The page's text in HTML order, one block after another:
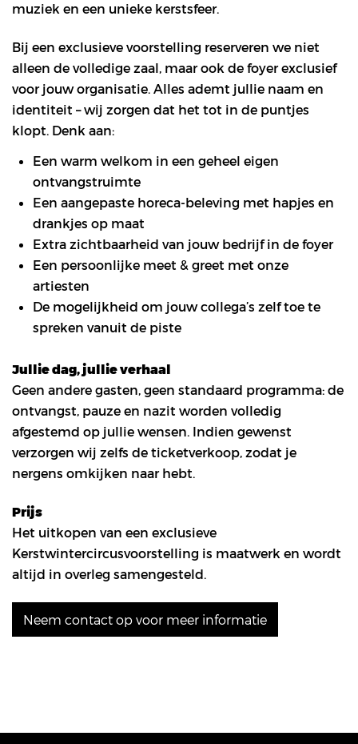
muziek en een unieke kerstsfeer.
Bij een exclusieve voorstelling reserveren we niet
alleen de volledige zaal, maar ook de foyer exclusief
voor jouw organisatie. Alles ademt jullie naam en
identiteit – wij zorgen dat het tot in de puntjes
klopt. Denk aan:
Een warm welkom in een geheel eigen
ontvangstruimte
Een aangepaste horeca-beleving met hapjes en
drankjes op maat
Extra zichtbaarheid van jouw bedrijf in de foyer
Een persoonlijke meet & greet met onze
artiesten
De mogelijkheid om jouw collega’s zelf toe te
spreken vanuit de piste
Jullie dag, jullie verhaal
Geen andere gasten, geen standaard programma: de
ontvangst, pauze en nazit worden volledig
afgestemd op jullie wensen. Indien gewenst
verzorgen wij zelfs de ticketverkoop, zodat je
nergens omkijken naar hebt.
Prijs
Het uitkopen van een exclusieve
Kerstwintercircusvoorstelling is maatwerk en wordt
altijd in overleg samengesteld.
Neem contact op voor meer informatie